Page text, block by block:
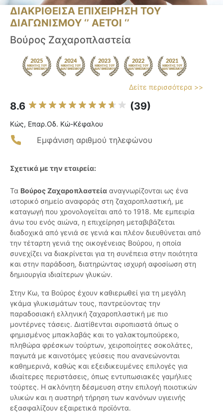
ΔΙΑΚΡΙΘΕΙΣΑ ΕΠΙΧΕΙΡΗΣΗ ΤΟΥ
ΔΙΑΓΩΝΙΣΜΟΥ ‘’ ΑΕΤΟΙ ‘’
Βούρος Ζαχαροπλαστεία
Δείτε περισσότερα >>
8.6 (39)
Κώς, Επαρ.Οδ. Κώ-Κέφαλου
Εμφάνιση αριθμού τηλεφώνου
Σχετικά με την εταιρεία:
Τα Βούρος Ζαχαροπλαστεία αναγνωρίζονται ως ένα
ιστορικό σημείο αναφοράς στη ζαχαροπλαστική, με
καταγωγή που χρονολογείται από το 1918. Με εμπειρία
άνω του ενός αιώνα, η επιχείρηση μεταβιβάζεται
διαδοχικά από γενιά σε γενιά και πλέον διευθύνεται από
την τέταρτη γενιά της οικογένειας Βούρου, η οποία
συνεχίζει να διακρίνεται για τη συνέπεια στην ποιότητα
και στην παράδοση, διατηρώντας ισχυρή αφοσίωση στη
δημιουργία ιδιαίτερων γλυκών.
Στην Κω, τα Βούρος έχουν καθιερωθεί για τη μεγάλη
γκάμα γλυκισμάτων τους, παντρεύοντας την
παραδοσιακή ελληνική ζαχαροπλαστική με πιο
μοντέρνες τάσεις. Διατίθενται σιροπιαστά όπως ο
φημισμένος μπακλαβάς και το γαλακτομπούρεκο,
πληθώρα φρέσκων τούρτων, χειροποίητες σοκολάτες,
παγωτά με καινοτόμες γεύσεις που ανανεώνονται
καθημερινά, καθώς και εξειδικευμένες επιλογές για
ιδιαίτερες περιστάσεις, όπως εντυπωσιακές γαμήλιες
τούρτες. Η ακλόνητη δέσμευση στην επιλογή ποιοτικών
υλικών και η αυστηρή τήρηση των κανόνων υγιεινής
εξασφαλίζουν εξαιρετικά προϊόντα.